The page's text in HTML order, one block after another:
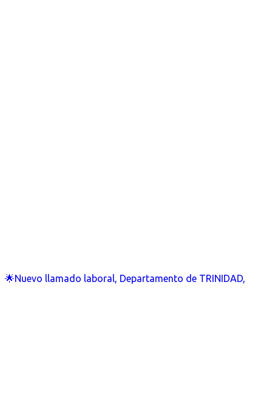
🌟Nuevo llamado laboral, Departamento de TRINIDAD,